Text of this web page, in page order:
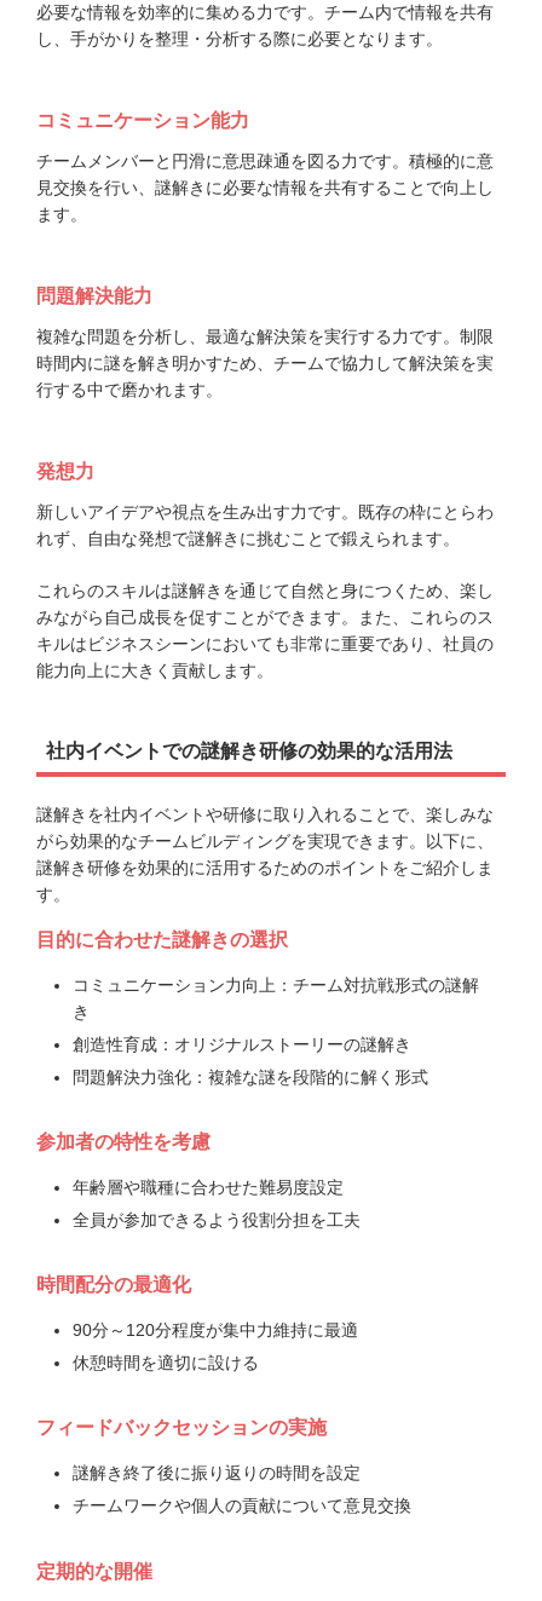
必要な情報を効率的に集める力です。チーム内で情報を共有
し、手がかりを整理・分析する際に必要となります。
コミュニケーション能力
チームメンバーと円滑に意思疎通を図る力です。積極的に意
見交換を行い、謎解きに必要な情報を共有することで向上し
ます。
問題解決能力
複雑な問題を分析し、最適な解決策を実行する力です。制限
時間内に謎を解き明かすため、チームで協力して解決策を実
行する中で磨かれます。
発想力
新しいアイデアや視点を生み出す力です。既存の枠にとらわ
れず、自由な発想で謎解きに挑むことで鍛えられます。
これらのスキルは謎解きを通じて自然と身につくため、楽し
みながら自己成長を促すことができます。また、これらのス
キルはビジネスシーンにおいても非常に重要であり、社員の
能力向上に大きく貢献します。
社内イベントでの謎解き研修の効果的な活用法
謎解きを社内イベントや研修に取り入れることで、楽しみな
がら効果的なチームビルディングを実現できます。以下に、
謎解き研修を効果的に活用するためのポイントをご紹介しま
す。
目的に合わせた謎解きの選択
コミュニケーション力向上：チーム対抗戦形式の謎解
き
創造性育成：オリジナルストーリーの謎解き
問題解決力強化：複雑な謎を段階的に解く形式
参加者の特性を考慮
年齢層や職種に合わせた難易度設定
全員が参加できるよう役割分担を工夫
時間配分の最適化
90分～120分程度が集中力維持に最適
休憩時間を適切に設ける
フィードバックセッションの実施
謎解き終了後に振り返りの時間を設定
チームワークや個人の貢献について意見交換
定期的な開催